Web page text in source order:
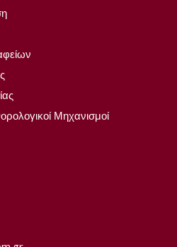
Μηχανισμοί